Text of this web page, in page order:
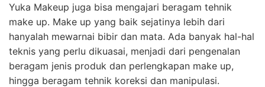
Yuka Makeup juga bisa mengajari beragam tehnik
make up. Make up yang baik sejatinya lebih dari
hanyalah mewarnai bibir dan mata. Ada banyak hal-hal
teknis yang perlu dikuasai, menjadi dari pengenalan
beragam jenis produk dan perlengkapan make up,
hingga beragam tehnik koreksi dan manipulasi.